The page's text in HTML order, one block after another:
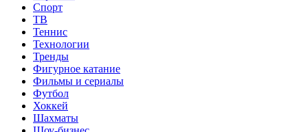
Спорт
ТВ
Теннис
Технологии
Тренды
Фигурное катание
Фильмы и сериалы
Футбол
Хоккей
Шахматы